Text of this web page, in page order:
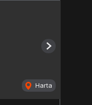
Harta
Next